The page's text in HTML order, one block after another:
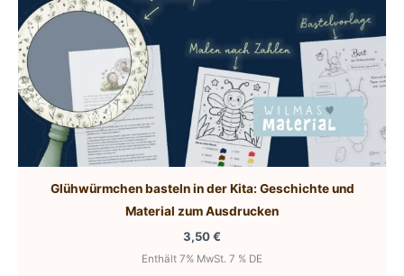
Glühwürmchen basteln in der Kita: Geschichte und
Material zum Ausdrucken
3,50€
Enthält 7% MwSt. 7 % DE